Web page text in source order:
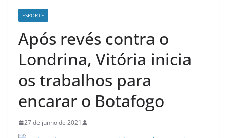
ESPORTE
Após revés contra o
Londrina, Vitória inicia
os trabalhos para
encarar o Botafogo
27 de junho de 2021